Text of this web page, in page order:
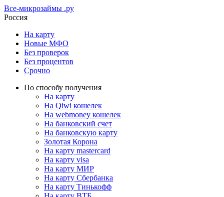
Все-микрозаймы .ру
Россия
На карту
Новые МФО
Без проверок
Без процентов
Срочно
По способу получения
На карту
На Qiwi кошелек
На webmoney кошелек
На банковский счет
На банковскую карту
Золотая Корона
На карту mastercard
На карту visa
На карту МИР
На карту Сбербанка
На карту Тинькофф